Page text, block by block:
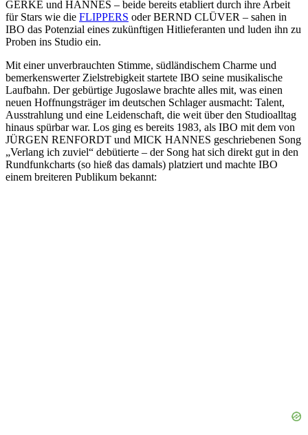
GERKE und HANNES – beide bereits etabliert durch ihre Arbeit
für Stars wie die FLIPPERS oder BERND CLÜVER – sahen in
IBO das Potenzial eines zukünftigen Hitlieferanten und luden ihn zu
Proben ins Studio ein.
Mit einer unverbrauchten Stimme, südländischem Charme und
bemerkenswerter Zielstrebigkeit startete IBO seine musikalische
Laufbahn. Der gebürtige Jugoslawe brachte alles mit, was einen
neuen Hoffnungsträger im deutschen Schlager ausmacht: Talent,
Ausstrahlung und eine Leidenschaft, die weit über den Studioalltag
hinaus spürbar war. Los ging es bereits 1983, als IBO mit dem von
JÜRGEN RENFORDT und MICK HANNES geschriebenen Song
„Verlang ich zuviel“ debütierte – der Song hat sich direkt gut in den
Rundfunkcharts (so hieß das damals) platziert und machte IBO
einem breiteren Publikum bekannt: